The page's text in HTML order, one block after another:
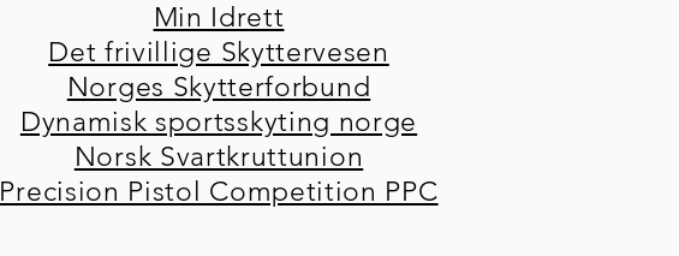
Min Idrett
Det frivillige Skyttervesen
Norges Skytterforbund
Dynamisk sportsskyting norge
Norsk Svartkruttunion
Precision Pistol Competition PPC